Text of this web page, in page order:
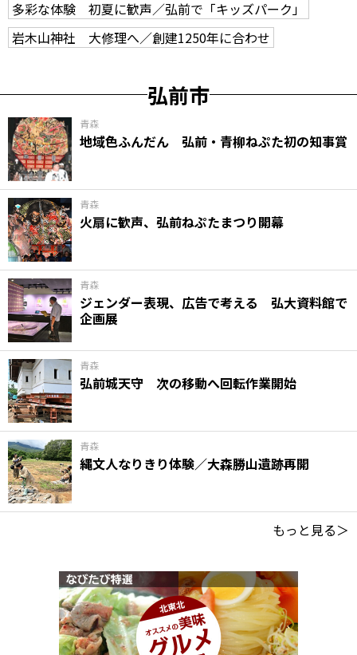
多彩な体験 初夏に歓声／弘前で「キッズパーク」
岩木山神社 大修理へ／創建1250年に合わせ
弘前市
青森
地域色ふんだん 弘前・青柳ねぷた初の知事賞
青森
火扇に歓声、弘前ねぷたまつり開幕
青森
ジェンダー表現、広告で考える 弘大資料館で
企画展
青森
弘前城天守 次の移動へ回転作業開始
青森
縄文人なりきり体験／大森勝山遺跡再開
もっと見る＞